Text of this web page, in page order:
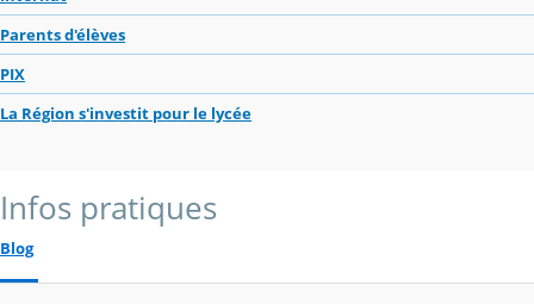
Parents d'élèves
PIX
La Région s'investit pour le lycée
Infos pratiques
Blog